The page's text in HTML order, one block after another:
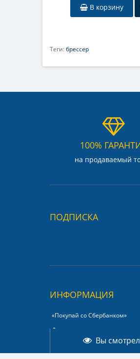
В корзину
Теги:брессер
100%
на продаваемый
ПОДПИСКА
ИНФОРМАЦИЯ
«Покупай со Сбербанком»‎
Доставка
Вы